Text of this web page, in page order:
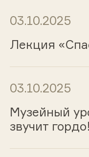
03.10.2025
Лекция
03.10.2025
Музейный
звучит